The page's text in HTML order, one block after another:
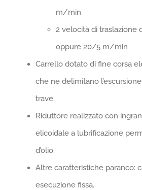
m/min
2 velocità di
oppure 20/5 m/min
Carrello dotato di fine corsa
che ne delimitano
trave.
Riduttore realizzato con
elicoidale a lubrificazione
d’olio.
Altre caratteristiche paranco:
esecuzione fissa.